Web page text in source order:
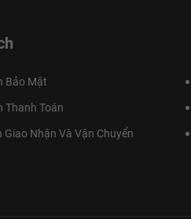
Bảo Mật
Thanh Toán
Giao Nhận Và Vận Chuyển